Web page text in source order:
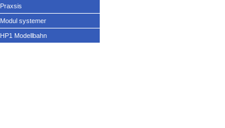
Praxsis
Modul systemer
HP1 Modellbahn